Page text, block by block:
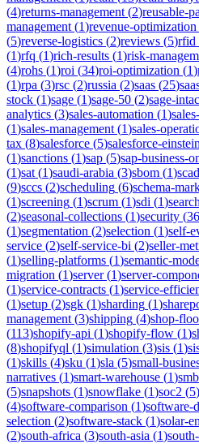
(4)returns-management (2)reusable-
management (1)revenue-optimization
(5)reverse-logistics (2)reviews (5)rfid
(1)rfq (1)rich-results (1)risk-
(4)rohs (1)roi (34)roi-optimization (1)
(1)rpa (3)rsc (2)russia (2)saas (25)
stock (1)sage (1)sage-50 (2)sage-
analytics (3)sales-automation (1)
(1)sales-management (1)sales-
tax (8)salesforce (5)salesforce-einstein
(1)sanctions (1)sap (5)sap-business-
(1)sat (1)saudi-arabia (3)sbom (1)
(9)sccs (2)scheduling (6)schema-
(1)screening (1)scrum (1)sdi (1)
(2)seasonal-collections (1)security (36
(1)segmentation (2)selection (1)self-
service (2)self-service-bi (2)seller-
(1)selling-platforms (1)semantic-
migration (1)server(1)server-
(1)service-contracts (1)service-
(1)setup (2)sgk (1)sharding (1)
management (3)shipping (4)shop-
(113)shopify-api (1)shopify-flow (1)
(8)shopifyql (1)simulation (3)sis (1)
(1)skills (4)sku (1)sla (5)small-
narratives (1)smart-warehouse (1)smb
(5)snapshots (1)snowflake (1)soc2 (5)
(4)software-comparison (1)software-
selection (2)software-stack (1)solar-
(2)south-africa (3)south-asia (1)